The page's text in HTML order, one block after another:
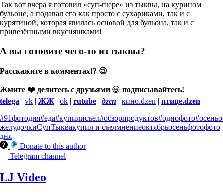
Так вот вчера я готовил «суп-пюре» из тыквы, на курином
бульоне, а подавал его как просто с сухариками, так и с
курятиной, которая явилась основой для бульона, так и с
привезёнными вкусняшками!
А вы готовите чего-то из тыквы?
Расскажите в комментах!? 😉
Жмите ❤️ делитесь с друзьями 😃 подписывайтесь!
telega | vk | ЖЖ | ok | rutube | дzen | кино.dzen | птице.dzen
#91фотодня#еда#купилисъел#обзорпродуктов#однофото
желудочкиСупТыквакупил и съелмнениеоктябрьосеньфотофото
дня
Donate to this author
Telegram channel
LJ Video